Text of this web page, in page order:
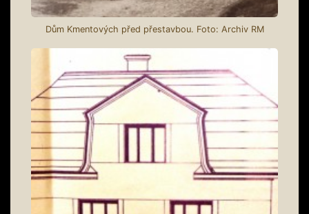
Dům Kmentových před přestavbou. Foto: Archiv RM